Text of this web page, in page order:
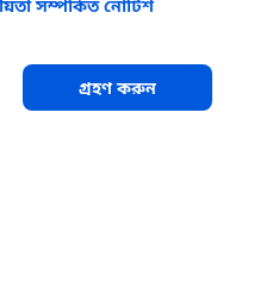
সম্পর্কিত নোটিশ
গ্রহণ করুন